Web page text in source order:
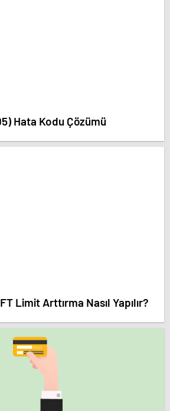
Hata Kodu Çözümü
Limit Arttırma Nasıl Yapılır?